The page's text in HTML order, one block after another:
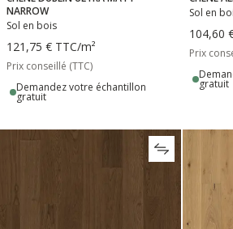
NARROW
Sol en bois
121,75 € TTC/m²
Prix conseillé (TTC)
Demandez votre échantillon
gratuit
Sol en
104,60
Prix
gratuit